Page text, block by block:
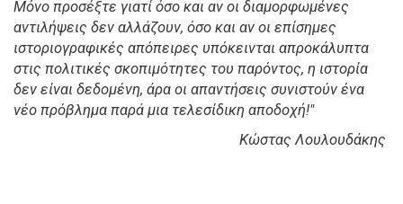
Μόνο προσέξτε γιατί όσο και αν οι διαμορφωμένες
αντιλήψεις δεν αλλάζουν, όσο και αν οι επίσημες
ιστοριογραφικές απόπειρες υπόκεινται απροκάλυπτα
στις πολιτικές σκοπιμότητες του παρόντος, η ιστορία
δεν είναι δεδομένη, άρα οι απαντήσεις συνιστούν ένα
νέο πρόβλημα παρά μια τελεσίδικη αποδοχή!"
Κώστας Λουλουδάκης